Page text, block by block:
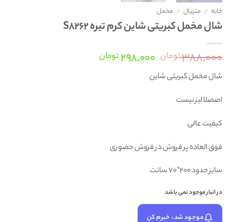
خانه / متریال / مخمل
شال مخمل کبریتی شاین کرم تیره S8262
۳۸۸,۰۰۰تومان قیمت
اصلی:
۲۹۸,۰۰۰تومانقیمت
شال مخمل کبریتی شاین
اصصلا لیز نیست
کیفیت عالی
فوق العاده پر فروش در فروش حضوری
سایز حدود ۲۰۰*۷۰ سانت
در انبار موجود نمی باشد
موجود شد، خبرم کن